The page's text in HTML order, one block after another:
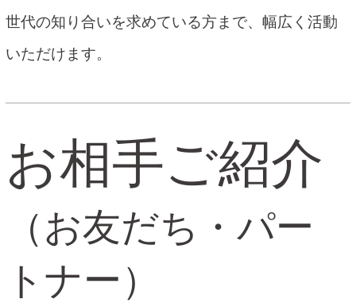
世代の知り合いを求めている方まで、幅広く活動
いただけます。
お相手ご紹介
（お友だち・パー
トナー）